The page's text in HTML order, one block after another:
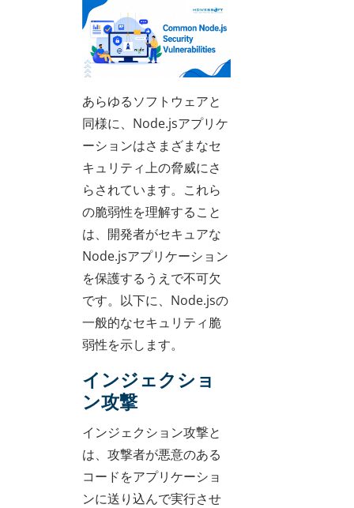
あらゆるソフトウェアと
同様に、Node.jsアプリケ
ーションはさまざまなセ
キュリティ上の脅威にさ
らされています。これら
の脆弱性を理解すること
は、開発者がセキュアな
Node.jsアプリケーション
を保護するうえで不可欠
です。以下に、Node.jsの
一般的なセキュリティ脆
弱性を示します。
インジェクショ
ン攻撃
インジェクション攻撃と
は、攻撃者が悪意のある
コードをアプリケーショ
ンに送り込んで実行させ